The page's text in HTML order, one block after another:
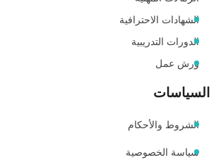
الشهادات الاحترافية
الدورات التدريبية
ورش عمل
السياسات
الشروط والأحكام
سياسة الخصوصية